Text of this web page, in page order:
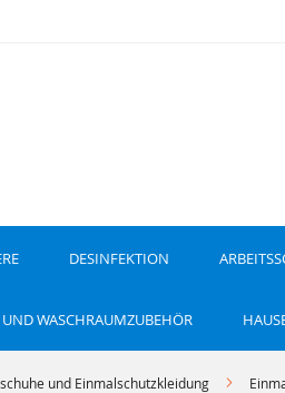
DESINFEKTION
UND WASCHRAUMZUBEHÖR
und Einmalschutzkleidung